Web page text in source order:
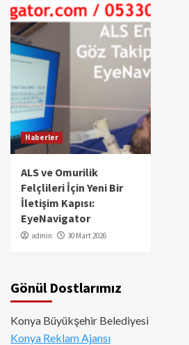
Haberler
ALS ve Omurilik
Felçlileri İçin Yeni Bir
İletişim Kapısı:
EyeNavigator
admin 30 Mart 2026
Gönül Dostlarımız
Konya Büyükşehir Belediyesi
Konya Reklam Ajansı